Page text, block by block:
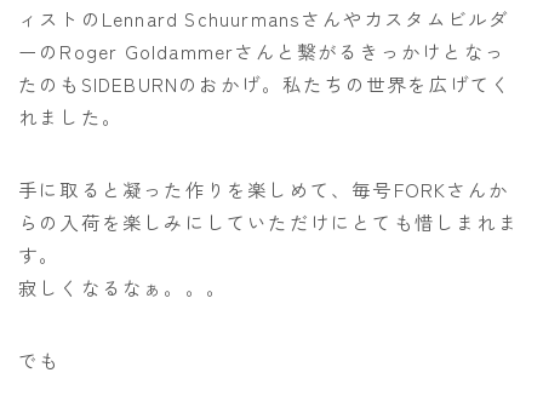
ィストのLennard Schuurmansさんやカスタムビルダ
ーのRoger Goldammerさんと繋がるきっかけとなっ
たのもSIDEBURNのおかげ。私たちの世界を広げてく
れました。
手に取ると凝った作りを楽しめて、毎号FORKさんか
らの入荷を楽しみにしていただけにとても惜しまれま
す。
寂しくなるなぁ。。。
でも